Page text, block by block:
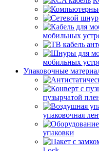
мобильных
мобильных
Упаковочные
пузырчатой
упаковочная
упаковки